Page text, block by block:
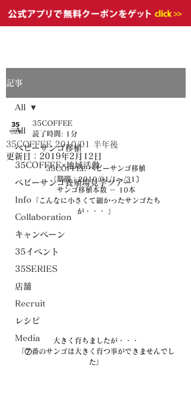
記事
All
ベビーサンゴ移植
35COFFEE×地域活動
ベビーサンゴ養殖場見学ツアー
Info
Collaboration
キャンペーン
35イベント
35SERIES
店舗
Recruit
レシピ
Media
All
35COFFEE 2010/01 半年後
35COFFEE
読了時間: 1分
更新日： 2019年2月12日
35COFFEE ベビーサンゴ移植
〔期間：2010/01/1～/31〕
サンゴ移植本数 － 10本
『こんなに小さくて細かったサンゴたち
が・・・ 』
大きく育ちましたが・・・
『⑦番のサンゴは大きく育つ事ができませんでし
た』